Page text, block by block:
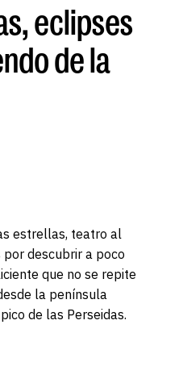
eclipses
de la
estrellas, teatro al
descubrir a poco
que no se repite
la península
de las Perseidas.